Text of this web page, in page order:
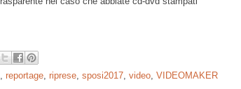
, reportage, riprese, sposi2017, video, VIDEOMAKER